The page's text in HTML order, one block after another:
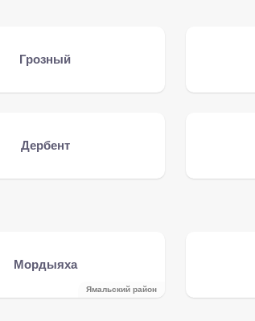
Грозный
Дербент
Мордыяха
Ямальский район